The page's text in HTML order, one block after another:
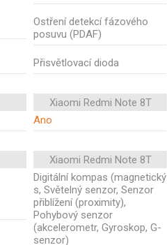
Ostření detekcí fázového
posuvu (PDAF)
Přisvětlovací dioda
Xiaomi Redmi Note 8T
Ano
Xiaomi Redmi Note 8T
Digitální kompas (magnetický
s, Světelný senzor, Senzor
přiblížení (proximity),
Pohybový senzor
(akcelerometr, Gyroskop, G-
senzor)